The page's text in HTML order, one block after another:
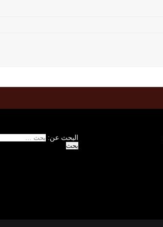
البحث عن: